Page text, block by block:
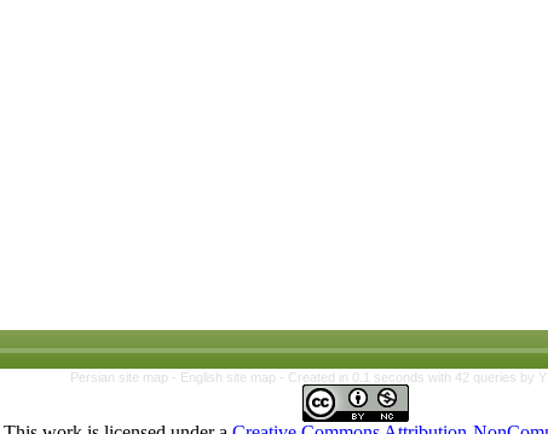
Persian site map - English site map - Created in 0.1 seconds with 42 queries by